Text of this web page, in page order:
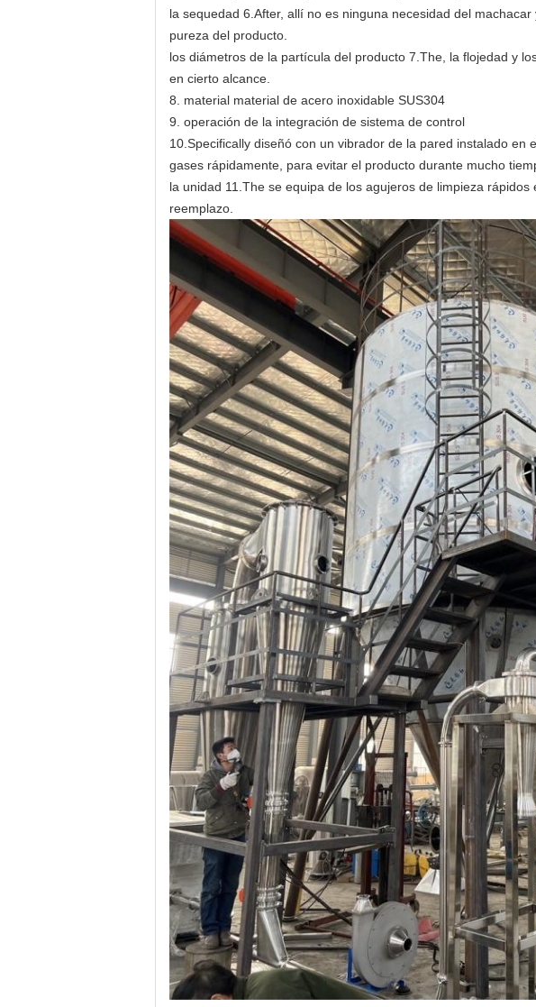
la sequedad 6.After, allí no es ninguna necesidad del
pureza del producto.
los diámetros de la partícula del producto 7.The, la flojedad y
en cierto alcance.
8. material material de acero inoxidable SUS304
9. operación de la integración de sistema de control
10.Specifically diseñó con un vibrador de la pared instalado
gases rápidamente, para evitar el producto durante mucho
la unidad 11.The se equipa de los agujeros de limpieza
reemplazo.